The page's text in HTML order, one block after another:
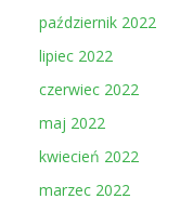
październik 2022
lipiec 2022
czerwiec 2022
maj 2022
kwiecień 2022
marzec 2022